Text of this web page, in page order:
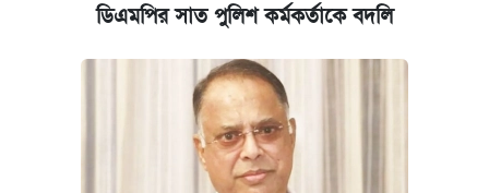
ডিএমপির সাত পুলিশ কর্মকর্তাকে বদলি